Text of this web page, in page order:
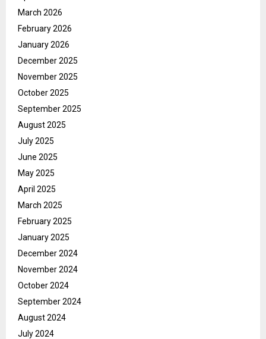
March 2026
February 2026
January 2026
December 2025
November 2025
October 2025
September 2025
August 2025
July 2025
June 2025
May 2025
April 2025
March 2025
February 2025
January 2025
December 2024
November 2024
October 2024
September 2024
August 2024
July 2024